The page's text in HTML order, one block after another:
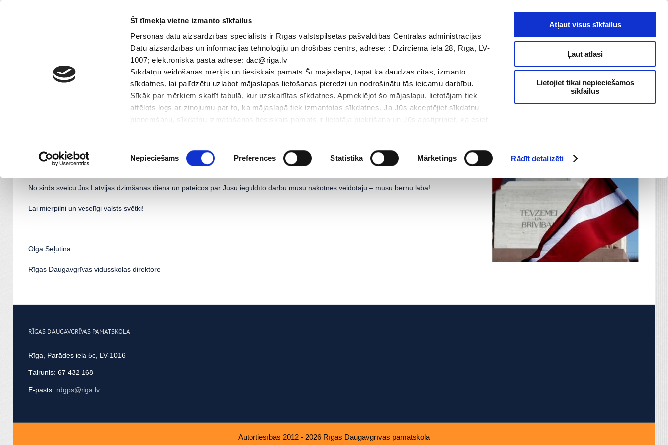
Šī tīmekļa vietne izmanto sīkfailus
Personas datu aizsardzības speciālists ir Rīgas valstspilsētas pašvaldības Centrālās administrācijas
Datu aizsardzības un informācijas tehnoloģiju un drošības centrs, adrese: : Dzirciema ielā 28, Rīga, LV-
1007; elektroniskā pasta adrese: dac@riga.lv
Sīkdatņu veidošanas mērķis un tiesiskais pamats Šī mājaslapa, tāpat kā daudzas citas, izmanto
sīkdatnes, lai palīdzētu uzlabot mājaslapas lietošanas pieredzi un nodrošinātu tās teicamu darbību.
Sīkāk par mērķiem skatīt tabulā, kur uzskaitītas sīkdatnes. Apmeklējot šo mājaslapu, lietotājam tiek
attēlots logs ar ziņojumu par to, ka mājaslapā tiek izmantotas sīkdatnes. Ja Jūs akceptējiet sīkdatņu
pieņemšanu, sīkdatņu izmatošanas tiesiskais pamats ir lietotāja piekrišana un Jūs apstipriniet, ka esiet
Centrālās administrācijas Datu aizsardzības un informācijas tehnoloģiju un drošības centrs, adrese: :
Dzirciema ielā 28, Rīga, LV-1007; elektroniskā pasta adrese: dac@riga.lv
Mēs izmantojam sīkfailus, lai personalizētu saturu un reklāmas, nodrošinātu sociālo saziņas līdzekļu
izvēle
Nepieciešams Preferences Statistika Mārketings Rādīt detalizēti
Atļaut visus sīkfailus
Ļaut atlasi
Lietojiet tikai nepieciešamos
sīkfailus
Topošajiem pirmklasniekiem Dokumenti Iepirkumi Projekti Bibliotēka Vakances Jaunumi COVID-19 informācija
Par Mums Sasniegumi Skolēniem Skolotājiem
Lai mierpilni un veselīgi valsts svētki! Sākums / Informācija skolotājiem Lai mierpilni un veselīgi valsts svētki!
Lai mierpilni un veselīgi valsts svētki!
Skolas kolektīvam!
No sirds sveicu Jūs Latvijas dzimšanas dienā un pateicos par Jūsu ieguldīto darbu mūsu nākotnes veidotāju – mūsu bērnu labā!
Lai mierpilni un veselīgi valsts svētki!
Olga Seļutina
Rīgas Daugavgrīvas vidusskolas direktore
RĪGAS DAUGAVGRĪVAS PAMATSKOLA
Rīga, Parādes iela 5c, LV-1016
Tālrunis: 67 432 168
E-pasts: rdgps@riga.lv
Autortiesības 2012 - 2026 Rīgas Daugavgrīvas pamatskola